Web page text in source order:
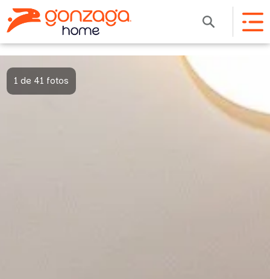
1 de 41 fotos